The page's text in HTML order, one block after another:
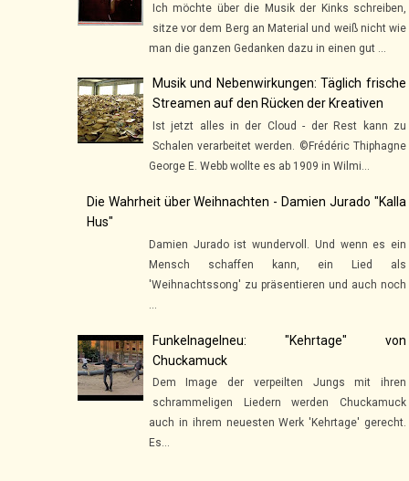
Ich möchte über die Musik der Kinks schreiben,
sitze vor dem Berg an Material und weiß nicht wie
man die ganzen Gedanken dazu in einen gut ...
Musik und Nebenwirkungen: Täglich frische
Streamen auf den Rücken der Kreativen
Ist jetzt alles in der Cloud - der Rest kann zu
Schalen verarbeitet werden. ©Frédéric Thiphagne
George E. Webb wollte es ab 1909 in Wilmi...
Die Wahrheit über Weihnachten - Damien Jurado "Kalla
Hus"
Damien Jurado ist wundervoll. Und wenn es ein
Mensch schaffen kann, ein Lied als
'Weihnachtssong' zu präsentieren und auch noch
...
Funkelnagelneu: "Kehrtage" von
Chuckamuck
Dem Image der verpeilten Jungs mit ihren
schrammeligen Liedern werden Chuckamuck
auch in ihrem neuesten Werk 'Kehrtage' gerecht.
Es...